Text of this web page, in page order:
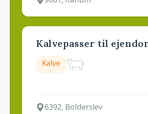
Kalvepasser til
Kalve
6392, Bolderslev